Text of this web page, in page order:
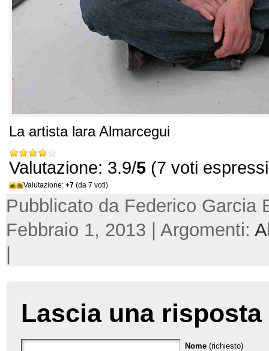
La artista lara Almarcegui
Valutazione: 3.9/5 (7 voti
Valutazione: +7 (da 7 voti)
Pubblicato da Federico Garcia
Febbraio 1, 2013 | Argomenti:
Lascia una risposta
Nome (richiesto)